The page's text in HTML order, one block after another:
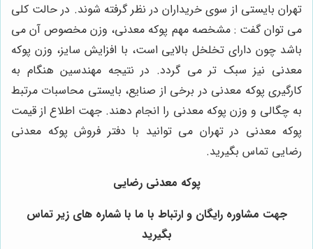
تهران بایستی از سوی خریداران در نظر گرفته شوند. در حالت کلی
می توان گفت : مشخصه مهم پوکه معدنی، وزن مخصوص آن می
باشد چون دارای تخلخل بالایی است، با افزایش سایز، وزن پوکه
معدنی نیز سبک تر می گردد. در نتیجه مهندسین هنگام به
کارگیری پوکه معدنی در برخی از صنایع، بایستی محاسبات مرتبط
به چگالی و وزن پوکه معدنی را انجام دهند. جهت اطلاع از قیمت
پوکه معدنی در تهران می توانید با دفتر فروش پوکه معدنی
رضایی تماس بگیرید.
پوکه معدنی رضایی
جهت مشاوره رایگان و ارتباط با ما با شماره های زیر تماس
بگیرید